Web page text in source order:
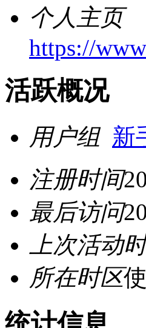
个人主页
https://
活跃概况
用户组 新
注册时间
最后访问
上次活动
所在时区